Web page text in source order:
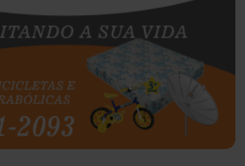
(72)
(7680)
(31958)